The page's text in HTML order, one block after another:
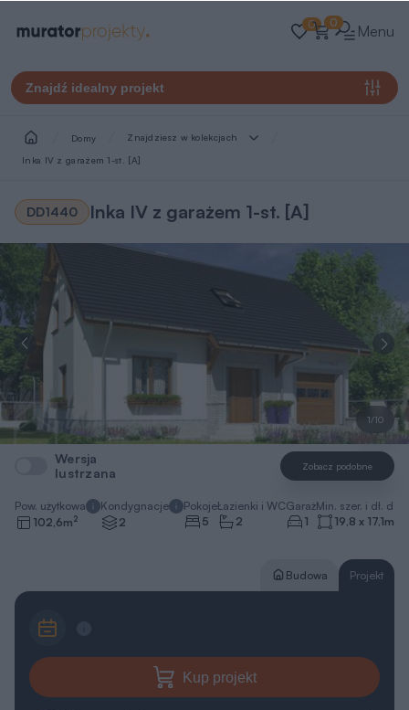
0 0 Menu
Znajdź idealny projekt
Domy Znajdziesz w kolekcjach
Inka IV z garażem 1-st. [A]
DD1440 Inka IV z garażem 1-st. [A]
1/10
Wersja
lustrzana
Zobacz podobne
Pow. użytkowa
102,6m2
Kondygnacje
2
Pokoje
5
Łazienki i WC
2
Garaż
1
Min. szer. i dł.
19,8 x 17,1m
Budowa Projekt
Kup projekt